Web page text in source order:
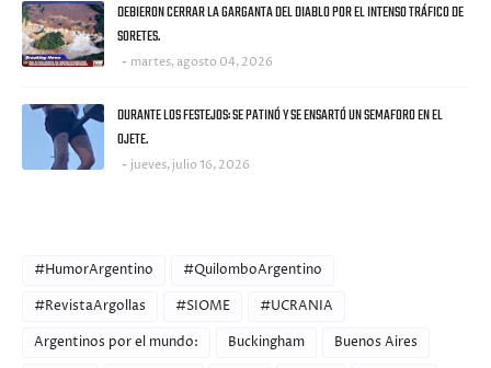
DEBIERON CERRAR LA GARGANTA DEL DIABLO POR EL INTENSO TRÁFICO DE
SORETES.
martes, agosto 04, 2026
DURANTE LOS FESTEJOS: SE PATINÓ Y SE ENSARTÓ UN SEMAFORO EN EL
OJETE.
jueves, julio 16, 2026
#HumorArgentino
#QuilomboArgentino
#RevistaArgollas
#SIOME
#UCRANIA
Argentinos por el mundo:
Buckingham
Buenos Aires